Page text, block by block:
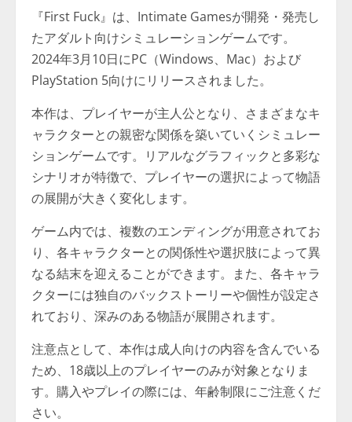
『First Fuck』は、Intimate Gamesが開発・発売し
たアダルト向けシミュレーションゲームです。
2024年3月10日にPC（Windows、Mac）および
PlayStation 5向けにリリースされました。
本作は、プレイヤーが主人公となり、さまざまなキ
ャラクターとの親密な関係を築いていくシミュレー
ションゲームです。リアルなグラフィックと多彩な
シナリオが特徴で、プレイヤーの選択によって物語
の展開が大きく変化します。
ゲーム内では、複数のエンディングが用意されてお
り、各キャラクターとの関係性や選択肢によって異
なる結末を迎えることができます。また、各キャラ
クターには独自のバックストーリーや個性が設定さ
れており、深みのある物語が展開されます。
注意点として、本作は成人向けの内容を含んでいる
ため、18歳以上のプレイヤーのみが対象となりま
す。購入やプレイの際には、年齢制限にご注意くだ
さい。